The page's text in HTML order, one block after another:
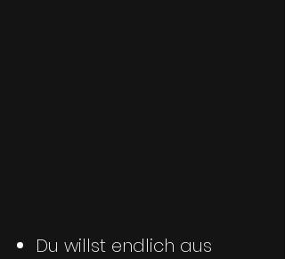
Du willst endlich aus